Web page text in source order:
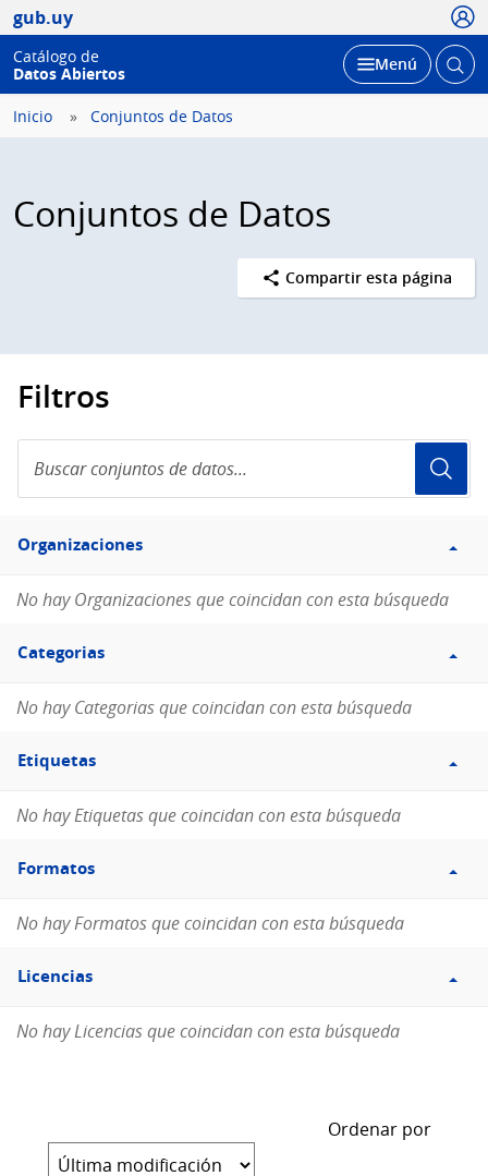
gub.uy
Catálogo de
Datos Abiertos
Desplegar
Menú Abrir
Inicio Conjuntos de Datos
Conjuntos de Datos
Compartir esta página
Filtros
conjuntos
de
Filtro
Organizaciones
Organizaciones
No hay Organizaciones que coincidan con esta búsqueda
Filtro
Categorias
Categorias
No hay Categorias que coincidan con esta búsqueda
Filtro
Etiquetas
Etiquetas
No hay Etiquetas que coincidan con esta búsqueda
Filtro
Formatos
Formatos
No hay Formatos que coincidan con esta búsqueda
Filtro
Licencias
Licencias
No hay Licencias que coincidan con esta búsqueda
Ordenar por